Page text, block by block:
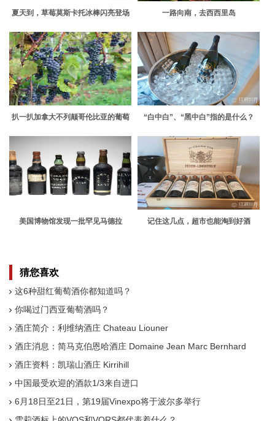
夏天到，草莓莫斯卡托冰棒闪亮登场 一路向南，去西西里岛
扒一扒加拿大不列颠哥伦比亚的葡萄
“白中白”、“黑中白”指的是什么？
美国博物馆发现一批罕见马德拉 记住这几点，超市也能淘到好酒
猜您喜欢
这6种甜红葡萄酒你都知道吗？
你喝过门西亚葡萄酒吗？
酒庄简介：利维纳酒庄 Chateau Liouner
酒庄消息：简马克伯恩哈酒庄 Domaine Jean Marc Bernhard
酒庄资料：凯瑞山酒庄 Kirrihill
中国最受欢迎的酒款1/3来自进口
6月18日至21日，第19届Vinexpo将于波尔多举行